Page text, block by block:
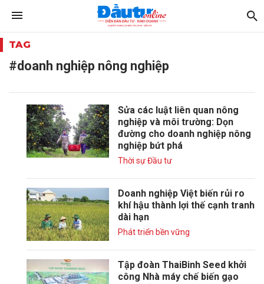
TAG
#doanh nghiệp nông nghiệp
Sửa các luật liên quan nông
nghiệp và môi trường: Dọn
đường cho doanh nghiệp nông
nghiệp bứt phá
Thời sự Đầu tư
Doanh nghiệp Việt biến rủi ro
khí hậu thành lợi thế cạnh tranh
dài hạn
Phát triển bền vững
Tập đoàn ThaiBinh Seed khởi
công Nhà máy chế biến gạo